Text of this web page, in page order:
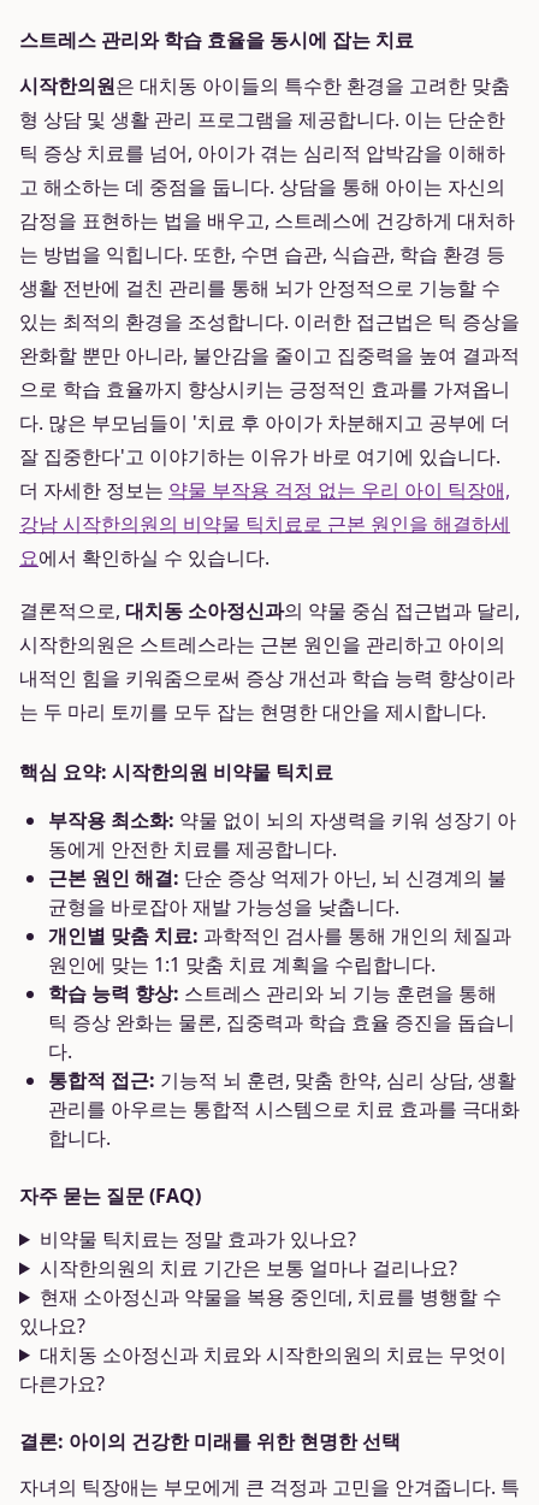
스트레스 관리와 학습 효율을 동시에 잡는 치료
시작한의원은 대치동 아이들의 특수한 환경을 고려한 맞춤
형 상담 및 생활 관리 프로그램을 제공합니다. 이는 단순한
틱 증상 치료를 넘어, 아이가 겪는 심리적 압박감을 이해하
고 해소하는 데 중점을 둡니다. 상담을 통해 아이는 자신의
감정을 표현하는 법을 배우고, 스트레스에 건강하게 대처하
는 방법을 익힙니다. 또한, 수면 습관, 식습관, 학습 환경 등
생활 전반에 걸친 관리를 통해 뇌가 안정적으로 기능할 수
있는 최적의 환경을 조성합니다. 이러한 접근법은 틱 증상을
완화할 뿐만 아니라, 불안감을 줄이고 집중력을 높여 결과적
으로 학습 효율까지 향상시키는 긍정적인 효과를 가져옵니
다. 많은 부모님들이 '치료 후 아이가 차분해지고 공부에 더
잘 집중한다'고 이야기하는 이유가 바로 여기에 있습니다.
더 자세한 정보는 약물 부작용 걱정 없는 우리 아이 틱장애,
강남 시작한의원의 비약물 틱치료로 근본 원인을 해결하세
요에서 확인하실 수 있습니다.
결론적으로, 대치동 소아정신과의 약물 중심 접근법과 달리,
시작한의원은 스트레스라는 근본 원인을 관리하고 아이의
내적인 힘을 키워줌으로써 증상 개선과 학습 능력 향상이라
는 두 마리 토끼를 모두 잡는 현명한 대안을 제시합니다.
핵심 요약: 시작한의원 비약물 틱치료
부작용 최소화: 약물 없이 뇌의 자생력을 키워 성장기 아
동에게 안전한 치료를 제공합니다.
근본 원인 해결: 단순 증상 억제가 아닌, 뇌 신경계의 불
균형을 바로잡아 재발 가능성을 낮춥니다.
개인별 맞춤 치료: 과학적인 검사를 통해 개인의 체질과
원인에 맞는 1:1 맞춤 치료 계획을 수립합니다.
학습 능력 향상: 스트레스 관리와 뇌 기능 훈련을 통해
틱 증상 완화는 물론, 집중력과 학습 효율 증진을 돕습니
다.
통합적 접근: 기능적 뇌 훈련, 맞춤 한약, 심리 상담, 생활
관리를 아우르는 통합적 시스템으로 치료 효과를 극대화
합니다.
자주 묻는 질문 (FAQ)
비약물 틱치료는 정말 효과가 있나요?
시작한의원의 치료 기간은 보통 얼마나 걸리나요?
현재 소아정신과 약물을 복용 중인데, 치료를 병행할 수
있나요?
대치동 소아정신과 치료와 시작한의원의 치료는 무엇이
다른가요?
결론: 아이의 건강한 미래를 위한 현명한 선택
자녀의 틱장애는 부모에게 큰 걱정과 고민을 안겨줍니다. 특